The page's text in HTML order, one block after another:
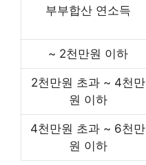
부부합산 연소득
~ 2천만원 이하
2천만원 초과 ~ 4천만
원 이하
4천만원 초과 ~ 6천만
원 이하